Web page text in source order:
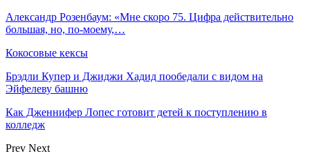
Александр Розенбаум: «Мне скоро 75. Цифра действительно
большая, но, по‑моему,…
Кокосовые кексы
Брэдли Купер и Джиджи Хадид пообедали с видом на
Эйфелеву башню
Как Дженнифер Лопес готовит детей к поступлению в
колледж
Prev Next